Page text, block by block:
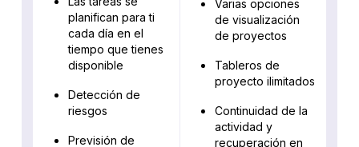
planifican para ti
cada día en el
tiempo que tienes
disponible
Detección de
riesgos
Previsión de
Varias opciones
de visualización
de proyectos
Tableros de
proyecto ilimitados
Continuidad de la
actividad y
recuperación en